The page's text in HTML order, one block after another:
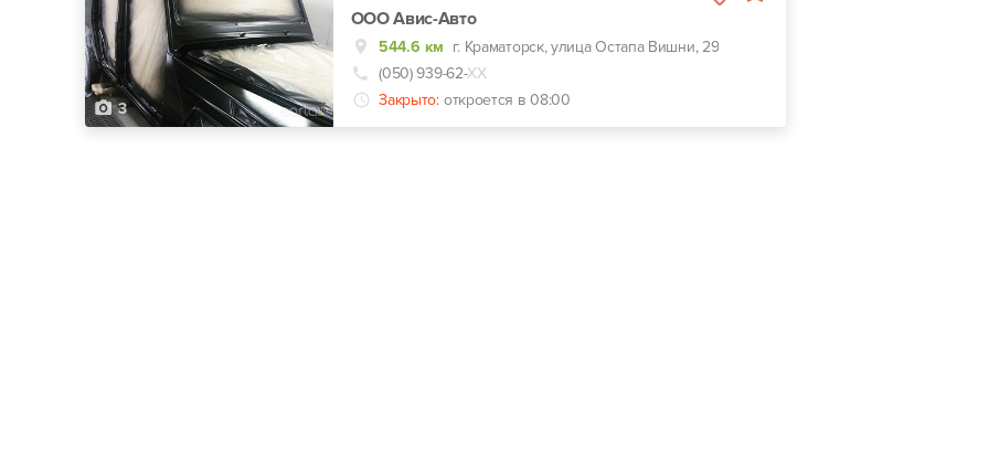
3
ООО Авис-Авто
544.6 км г. Краматорск, улица Остапа Вишни, 29
(050) 939-62-ХХ
Закрыто: откроется в 08:00